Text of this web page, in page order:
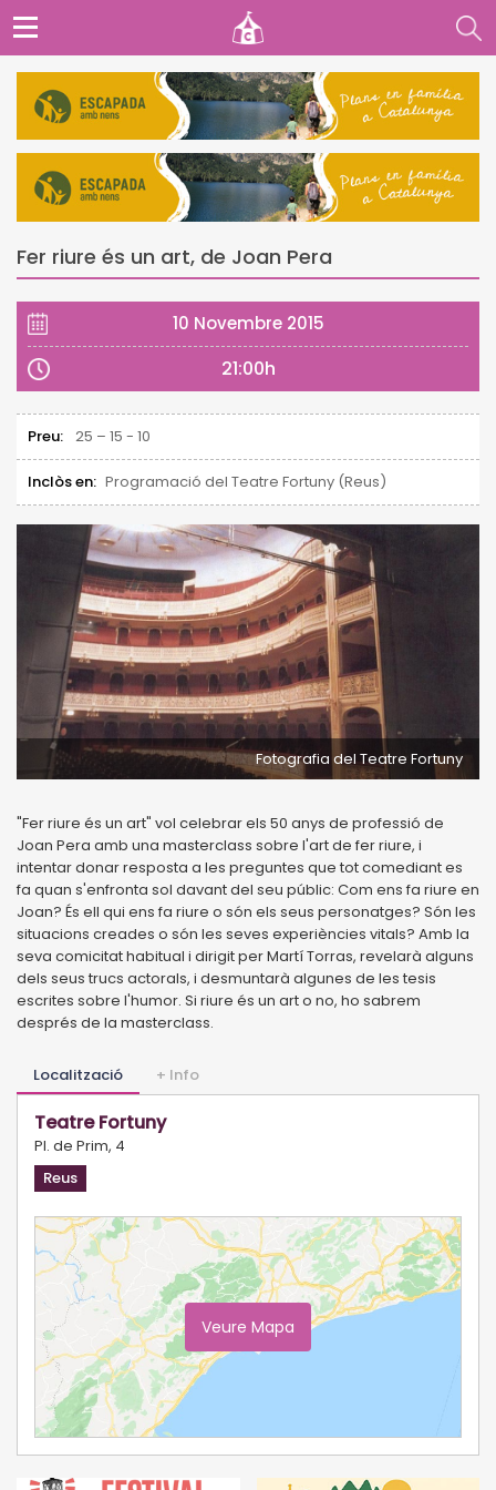
Fer riure és un art, de Joan Pera
10 Novembre 2015
21:00h
Preu: 25 – 15 - 10
Inclòs en: Programació del Teatre Fortuny (Reus)
Fotografia del Teatre Fortuny
"Fer riure és un art" vol celebrar els 50 anys de professió de
Joan Pera amb una masterclass sobre l'art de fer riure, i
intentar donar resposta a les preguntes que tot comediant es
fa quan s'enfronta sol davant del seu públic: Com ens fa riure en
Joan? És ell qui ens fa riure o són els seus personatges? Són les
situacions creades o són les seves experiències vitals? Amb la
seva comicitat habitual i dirigit per Martí Torras, revelarà alguns
dels seus trucs actorals, i desmuntarà algunes de les tesis
escrites sobre l'humor. Si riure és un art o no, ho sabrem
després de la masterclass.
Localització + Info
Teatre Fortuny
Pl. de Prim, 4
Reus
Veure Mapa